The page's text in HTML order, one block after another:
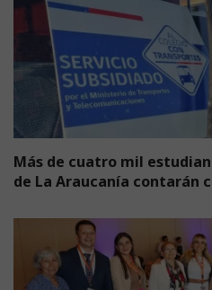
Más de cuatro mil
de La Araucanía contarán